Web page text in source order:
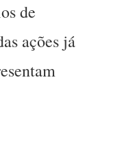
de
ações já